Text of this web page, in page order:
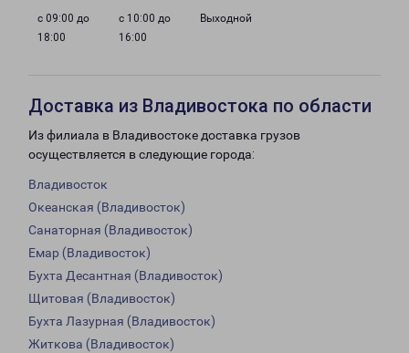
с 09:00 до
18:00
с 10:00 до
16:00
Выходной
Доставка из Владивостока по области
Из филиала в Владивостоке доставка грузов
осуществляется в следующие города:
Владивосток
Океанская (Владивосток)
Санаторная (Владивосток)
Емар (Владивосток)
Бухта Десантная (Владивосток)
Щитовая (Владивосток)
Бухта Лазурная (Владивосток)
Житкова (Владивосток)